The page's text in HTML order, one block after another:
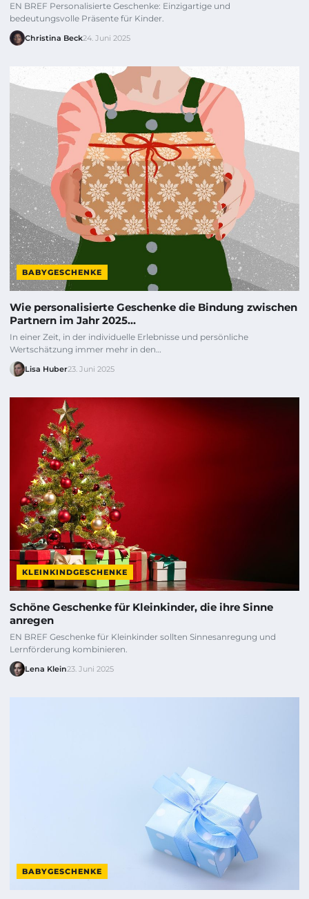
EN BREF Personalisierte Geschenke: Einzigartige und
bedeutungsvolle Präsente für Kinder.
Christina Beck24. Juni 2025
BABYGESCHENKE
Wie personalisierte Geschenke die Bindung zwischen
Partnern im Jahr 2025…
In einer Zeit, in der individuelle Erlebnisse und persönliche
Wertschätzung immer mehr in den…
Lisa Huber23. Juni 2025
KLEINKINDGESCHENKE
Schöne Geschenke für Kleinkinder, die ihre Sinne
anregen
EN BREF Geschenke für Kleinkinder sollten Sinnesanregung und
Lernförderung kombinieren.
Lena Klein23. Juni 2025
BABYGESCHENKE